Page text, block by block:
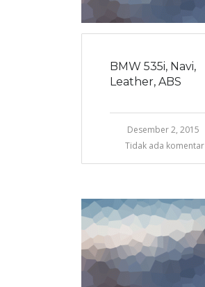
BMW 535i, Navi,
Leather, ABS
Desember 2, 2015
Tidak ada komentar